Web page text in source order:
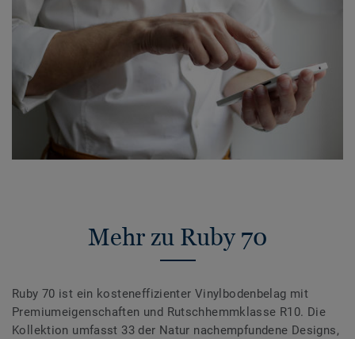
Mehr zu Ruby 70
Ruby 70 ist ein kosteneffizienter Vinylbodenbelag mit
Premiumeigenschaften und Rutschhemmklasse R10. Die
Kollektion umfasst 33 der Natur nachempfundene Designs,